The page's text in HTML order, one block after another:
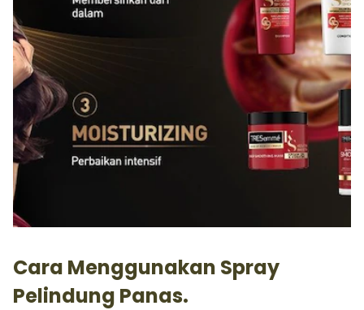
Cara Menggunakan Spray
Pelindung Panas.